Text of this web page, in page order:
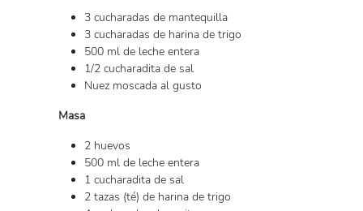
3 cucharadas de mantequilla
3 cucharadas de harina de trigo
500 ml de leche entera
1/2 cucharadita de sal
Nuez moscada al gusto
Masa
2 huevos
500 ml de leche entera
1 cucharadita de sal
2 tazas (té) de harina de trigo